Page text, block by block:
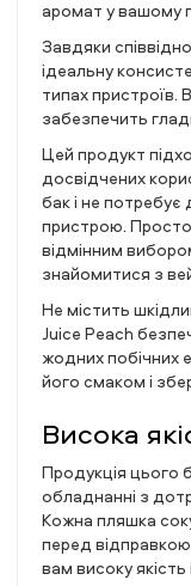
аромат у вашому
Завдяки
ідеальну
типах пристроїв.
забезпечить
Цей продукт
досвідчених
бак і не
пристрою.
відмінним
знайомитися з
Не містить
Juice Peach
жодних побічних
його смаком і
Висока
Продукція цього
обладнанні з
Кожна пляшка
перед
вам високу якість